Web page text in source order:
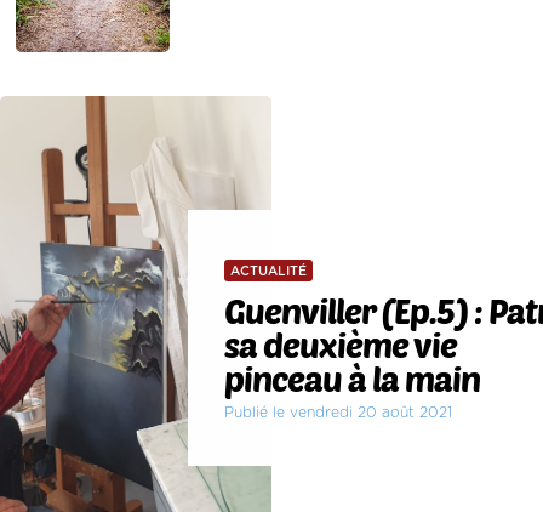
ACTUALITÉ
Guenviller (Ep.5) :
sa deuxième vie
pinceau à la main
Publié le vendredi 20 août 2021